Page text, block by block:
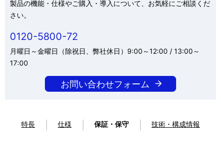
製品の機能・仕様やご購入・導入について、お気軽にご相談くだ
さい。
0120-5800-72
月曜日～金曜日（除祝日、弊社休日）9:00～12:00 / 13:00～
17:00
お問い合わせフォーム
特長 仕様 保証・保守 技術・構成情報